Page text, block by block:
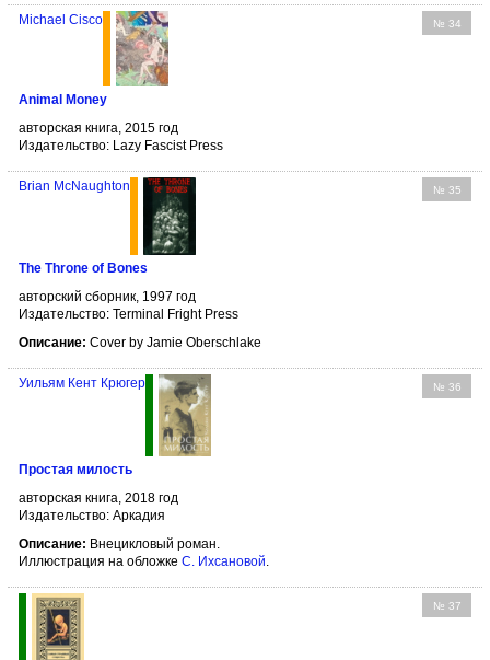
№ 34
Michael Cisco
Animal Money
авторская книга, 2015 год
Издательство: Lazy Fascist Press
№ 35
Brian McNaughton
The Throne of Bones
авторский сборник, 1997 год
Издательство: Terminal Fright Press
Описание: Cover by Jamie Oberschlake
№ 36
Уильям Кент Крюгер
Простая милость
авторская книга, 2018 год
Издательство: Аркадия
Описание: Внецикловый роман.
Иллюстрация на обложке С. Ихсановой
№ 37